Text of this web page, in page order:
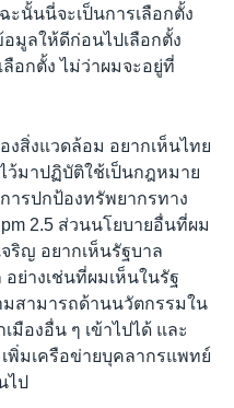
ะนั้นนี่จะเป็นการเลือกตั้ง
มูลให้ดีก่อนไปเลือกตั้ง
ลือกตั้ง ไม่ว่าผมจะอยู่ที่
สิ่งแวดล้อม อยากเห็นไทย
ว้มาปฏิบัติใช้เป็นกฎหมาย
ารปกป้องทรัพยากรทาง
2.5 ส่วนนโยบายอื่นที่ผม
ริญ อยากเห็นรัฐบาล
ย่างเช่นที่ผมเห็นในรัฐ
สามารถด้านนวัตกรรมใน
มืองอื่น ๆ เข้าไปได้ และ
พิ่มเครือข่ายบุคลากรแพทย์
ไป